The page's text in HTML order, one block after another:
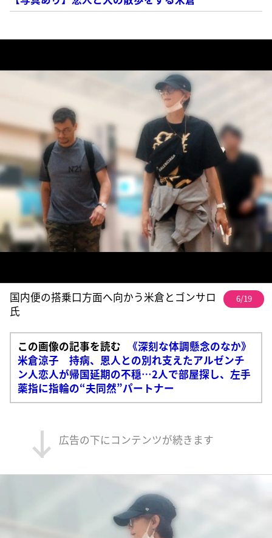
国内便の搭乗口方面へ向かう米倉とゴンサロ
氏
6/19
この画像の記事を読む
《深刻な体調懸念のなか》
米倉涼子 持病、恩人との別れ支えたアルゼンチ
ン人恋人が帰国延期の不穏…2人で部屋探し、左手
薬指に指輪の“夫同然”パートナー
広告の下にコンテンツが続きます